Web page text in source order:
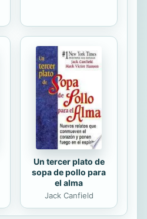
Un tercer plato de
sopa de pollo para
el alma
Jack Canfield